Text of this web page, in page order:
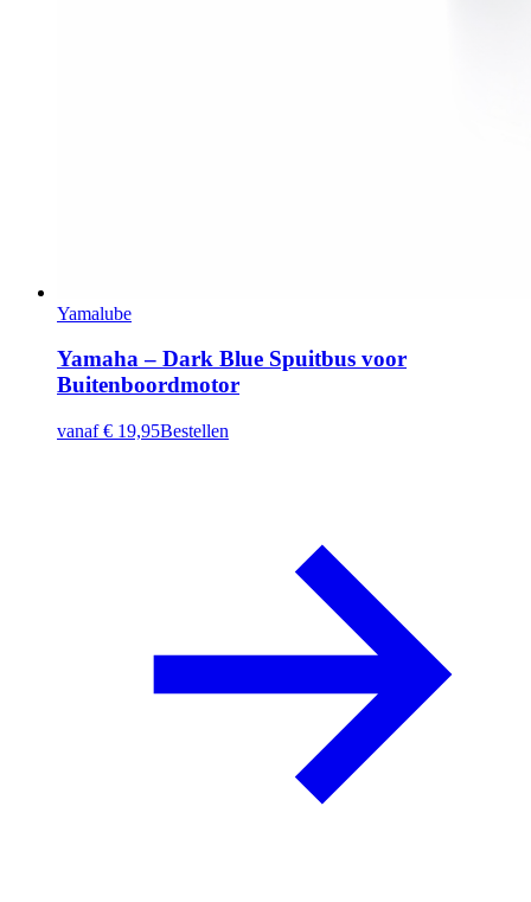
Yamalube
Yamaha – Dark Blue Spuitbus voor
Buitenboordmotor
vanaf € 19,95Bestellen